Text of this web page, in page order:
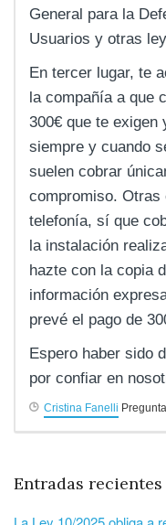
General para la
Usuarios y otras
En tercer lugar, te
la compañía a que
300€ que te exigen
siempre y cuando
suelen cobrar
compromiso. Otras
telefonía, sí que
la instalación
hazte con la copia
información
prevé el pago de
Espero haber sido
por confiar en
Cristina Fanelli
Entradas recientes